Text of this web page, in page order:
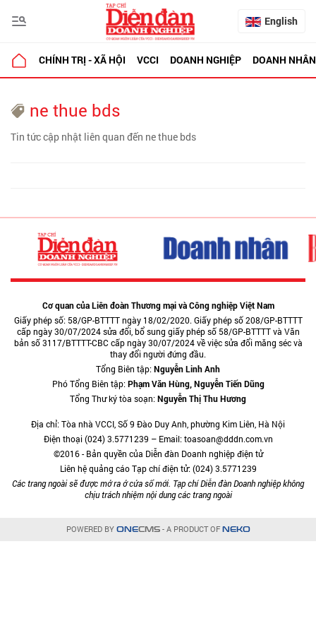
English
CHÍNH TRỊ - XÃ HỘI VCCI DOANH NGHIỆP DOANH NHÂN
ne thue bds
Tin tức cập nhật liên quan đến ne thue bds
Cơ quan của Liên đoàn Thương mại và Công nghiệp Việt Nam
Giấy phép số: 58/GP-BTTTT ngày 18/02/2020. Giấy phép số 208/GP-BTTTT
cấp ngày 30/07/2024 sửa đổi, bổ sung giấy phép số 58/GP-BTTTT và Văn
bản số 3117/BTTTT-CBC cấp ngày 30/07/2024 về việc sửa đổi măng séc và
thay đổi người đứng đầu.
Tổng Biên tập:Nguyễn Linh Anh
Phó Tổng Biên tập:Phạm Văn Hùng, Nguyễn Tiến Dũng
Tổng Thư ký tòa soạn:Nguyễn Thị Thu Hương
Địa chỉ: Tòa nhà VCCI, Số 9 Đào Duy Anh, phường Kim Liên, Hà Nội
Điện thoại (024) 3.5771239 – Email: toasoan@dddn.com.vn
©2016 - Bản quyền của Diễn đàn Doanh nghiệp điện tử
Liên hệ quảng cáo Tạp chí điện tử: (024) 3.5771239
Các trang ngoài sẽ được mở ra ở cửa sổ mới. Tạp chí Diễn đàn Doanh nghiệp không
chịu trách nhiệm nội dung các trang ngoài
POWERED BY ONECMS- A PRODUCT OF NEKO